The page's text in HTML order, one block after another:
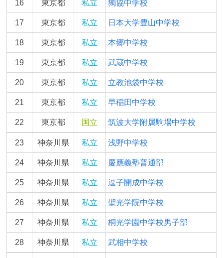
16 東京都 私立 獨協中学校
17 東京都 私立 日本大学豊山中学校
18 東京都 私立 本郷中学校
19 東京都 私立 武蔵中学校
20 東京都 私立 立教池袋中学校
21 東京都 私立 早稲田中学校
22 東京都 国立 筑波大学附属駒場中学校
23 神奈川県 私立 浅野中学校
24 神奈川県 私立 慶應義塾普通部
25 神奈川県 私立 逗子開成中学校
26 神奈川県 私立 聖光学院中学校
27 神奈川県 私立 桐光学園中学校男子部
28 神奈川県 私立 武相中学校